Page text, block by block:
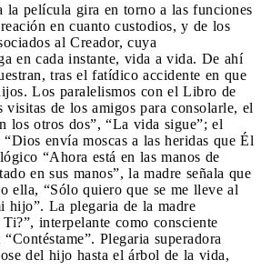
la película gira en torno a las funciones
en cuanto custodios, y de los
al Creador, cuya
en cada instante, vida a vida. De ahí
tras el fatídico accidente en que
Los paralelismos con el Libro de
visitas de los amigos para consolarle, el
los otros dos”, “La vida sigue”; el
envía moscas a las heridas que Él
“Ahora está en las manos de
en sus manos”, la madre señala que
ella, “Sólo quiero que se me lleve al
hijo”. La plegaria de la madre
interpelante como consciente
Plegaria superadora
del hijo hasta el árbol de la vida,